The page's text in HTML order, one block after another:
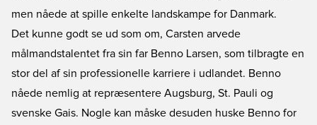
men nåede at spille enkelte landskampe for Danmark.
Det kunne godt se ud som om, Carsten arvede
målmandstalentet fra sin far Benno Larsen, som tilbragte en
stor del af sin professionelle karriere i udlandet. Benno
nåede nemlig at repræsentere Augsburg, St. Pauli og
svenske Gais. Nogle kan måske desuden huske Benno for